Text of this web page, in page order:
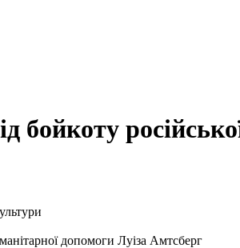
бойкоту
допомоги Луіза Амтсберг